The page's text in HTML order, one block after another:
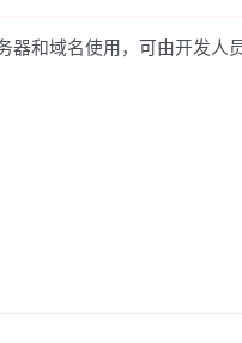
和域名使用，可由开发人